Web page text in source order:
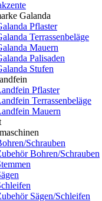
Galanda
Pflaster
Terrassenbeläge
Mauern
Palisaden
Stufen
Pflaster
Terrassenbeläge
Mauern
Schrauben
Bohren/Schrauben
Sägen/Schleifen